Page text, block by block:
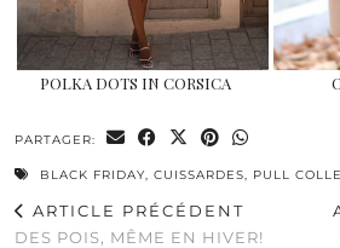
POLKA DOTS IN CORSICA
PARTAGER:
BLACK FRIDAY CUISSARDES PULL
ARTICLE PRÉCÉDENT
DES POIS, MÊME EN HIVER!